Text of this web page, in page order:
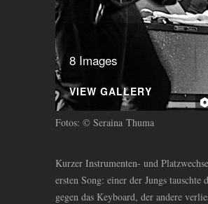
8 Images
VIEW GALLERY
Fotos: © Seraina Thuma
Kurzer Instrumenten- und
ersten Song: einer der Jungs tauschte
gegen das Keyboard, der andere